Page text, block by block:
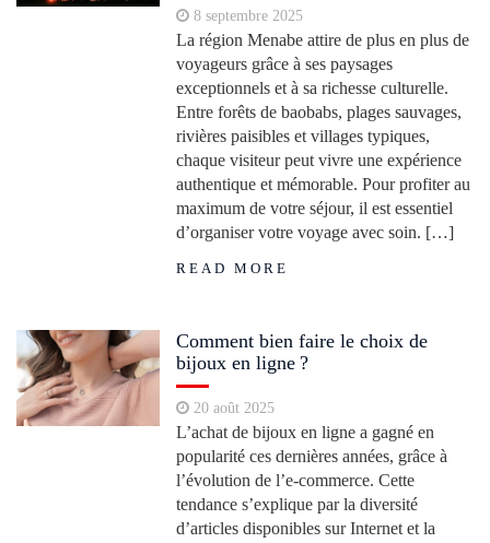
8 septembre 2025
La région Menabe attire de plus en plus de
voyageurs grâce à ses paysages
exceptionnels et à sa richesse culturelle.
Entre forêts de baobabs, plages sauvages,
rivières paisibles et villages typiques,
chaque visiteur peut vivre une expérience
authentique et mémorable. Pour profiter au
maximum de votre séjour, il est essentiel
d’organiser votre voyage avec soin. […]
READ MORE
Comment bien faire le choix de
bijoux en ligne ?
20 août 2025
L’achat de bijoux en ligne a gagné en
popularité ces dernières années, grâce à
l’évolution de l’e-commerce. Cette
tendance s’explique par la diversité
d’articles disponibles sur Internet et la